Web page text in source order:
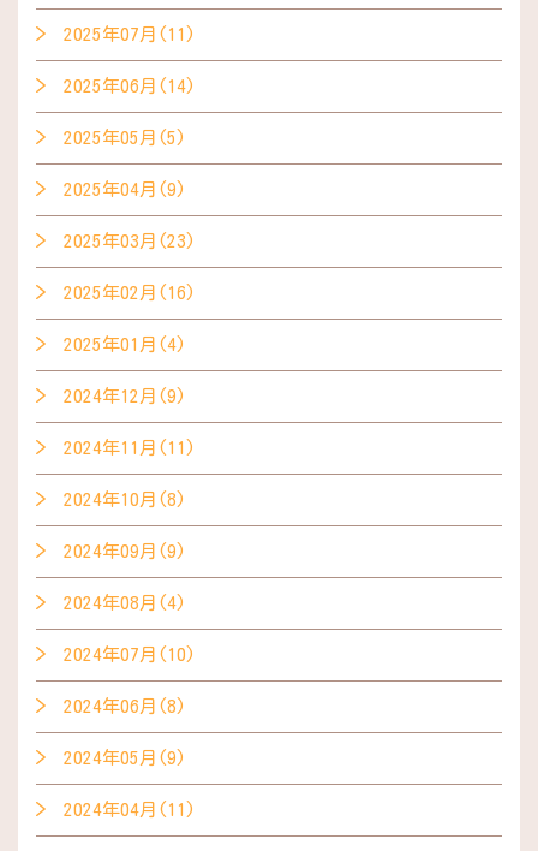
2025年07月(11)
2025年06月(14)
2025年05月(5)
2025年04月(9)
2025年03月(23)
2025年02月(16)
2025年01月(4)
2024年12月(9)
2024年11月(11)
2024年10月(8)
2024年09月(9)
2024年08月(4)
2024年07月(10)
2024年06月(8)
2024年05月(9)
2024年04月(11)